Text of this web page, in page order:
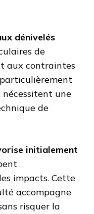
dénivelés
de
aux contraintes
particulièrement
nécessitent une
de
initialement
impacts. Cette
accompagne
risquer la